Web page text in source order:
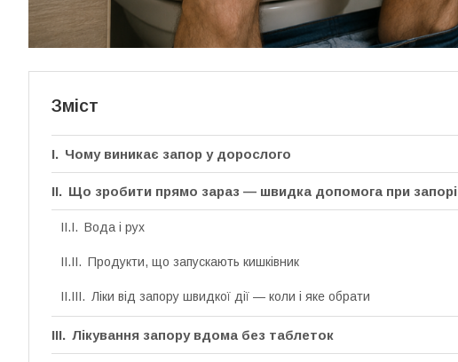
Зміст
Чому виникає запор у дорослого
Що зробити прямо зараз — швидка допомога при запорі
Вода і рух
Продукти, що запускають кишківник
Ліки від запору швидкої дії — коли і яке обрати
Лікування запору вдома без таблеток